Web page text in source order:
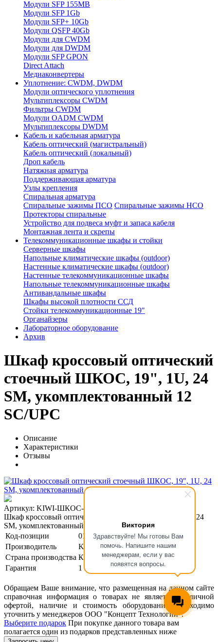
Виктория
Здравствуйте! Мы готовы Вам
помочь. Напишите нашим
менеджерам, если у вас
появятся вопросы.
Модули SFP 155MB
Модули SFP 1Gb
Модули SFP+ 10Gb
Модули QSFP 40Gb
Модули для CWDM
Модули для DWDM
Модули SFP GPON
Direct Attach
Медиаконвертеры
Уплотнение: CWDM, DWDM
Модули оптического уплотнения
Мультиплексоры CWDM
Фильтры CWDM
Модули OADM CWDM
Мультиплексоры DWDM
Кабель и кабельная арматура
Кабель оптический (магистральный)
Кабель оптический (локальный)
Дроп кабель
Натяжная арматура
Поддерживающая арматура
Узлы крепления
Спиральная арматура
Спиральные зажимы ПСО Спиральные зажимы НСО
Протекторы спиральные
Устройство для подвеса муфт и запаса кабеля
Монтажная лента и скрепы
Телекоммуникационные шкафы и стойки
Серверные шкафы
Напольные климатические шкафы (outdoor)
Настенные климатические шкафы (outdoor)
Настенные телекоммуникационные шкафы
Напольные телекоммуникационные шкафы
Антивандальные шкафы
Шкафы высокой плотности ССД
Стойки телекоммуникационные 19"
Органайзеры
Лабораторное оборудование
Архив
Шкаф кроссовый оптический
стоечный ШКОС, 19", 1U, 24
SM, укомплектованный 12
SC/UPC
Описание
Характеристики
Отзывы
Артикул: KIWI-ШКОС-24/12-1U-SM-SU
Шкаф кроссовый оптический стоечный ШКОС, 19", 1U, 24
SM, укомплектованный 12 SC/UPC
Код-позиции
01-00120018
Производитель
KIWI
Страна производства Китай
Гарантия
1 год
Обращаем Ваше внимание, что размещенная на данном сайте
справочная информация о товарах не является публичной
офертой, наличие и стоимость оборудования необходимо
уточнить у менеджеров ООО "Концепт Технологии".
Выберите подарок При покупке данного товара вам
полагается один из подарков представленных ниже